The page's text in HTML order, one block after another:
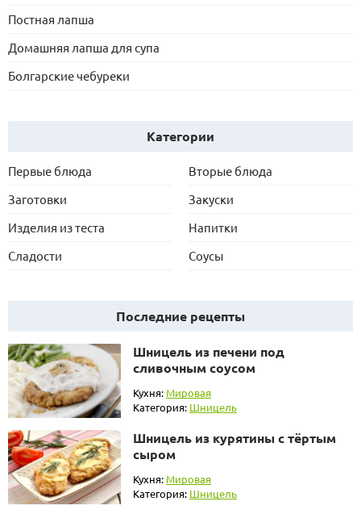
Постная лапша
Домашняя лапша для супа
Болгарские чебуреки
Категории
Первые блюда
Вторые блюда
Заготовки
Закуски
Изделия из теста
Напитки
Сладости
Соусы
Последние рецепты
Шницель из печени под
сливочным соусом
Кухня: Мировая
Категория: Шницель
Шницель из курятины с тёртым
сыром
Кухня: Мировая
Категория: Шницель